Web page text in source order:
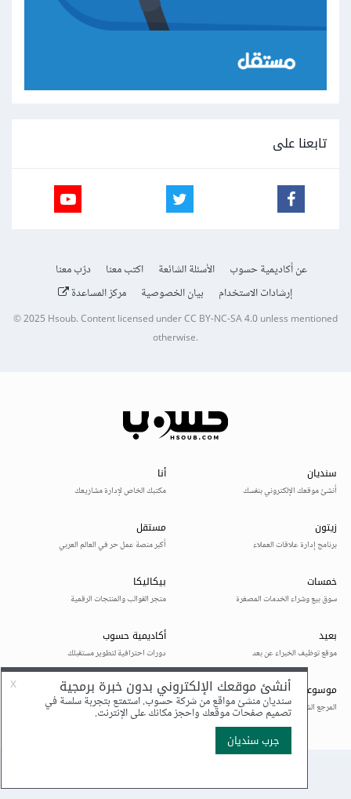
تابعنا على
عن أكاديمية حسوب الأسئلة الشائعة اكتب معنا
درّب معنا
إرشادات الاستخدام
بيان الخصوصية مركز المساعدة
© 2025Hsoub.Content licensed underCC BY-NC-SA 4.0unless mentioned
otherwise.